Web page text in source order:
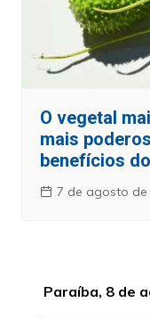
O vegetal
mais
benefícios
7 de agosto de
Paraíba, 8 de